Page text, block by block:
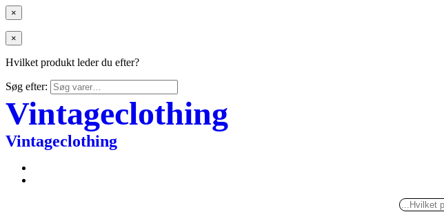
×
×
Hvilket produkt leder du efter?
Søg efter:
Vintageclothing
Vintageclothing